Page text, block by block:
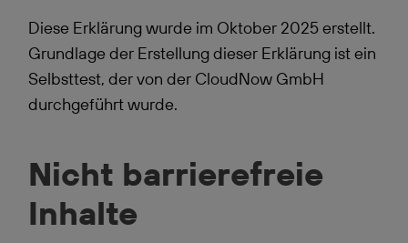
Diese Erklärung wurde im Oktober 2025 erstellt.
Grundlage der Erstellung dieser Erklärung ist ein
Selbsttest, der von der CloudNow GmbH
durchgeführt wurde.
Nicht barrierefreie
Inhalte